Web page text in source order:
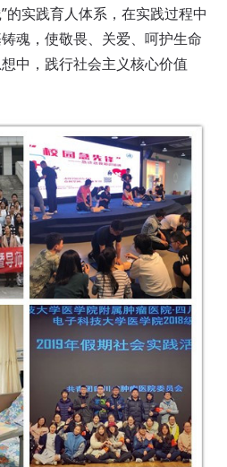
的实践育人体系，在实践过程中
魂，使敬畏、关爱、呵护生命
中，践行社会主义核心价值